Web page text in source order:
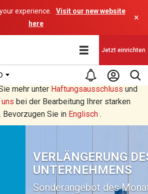
experience.
Visit our new website
here
×
Jetzt einrichten
Übersetzung durch ein AI-
mehr unter Haftungsausschluss und
bei der Bearbeitung Ihrer starken
Bevorzugen Sie in Englisch.
DES
Monats